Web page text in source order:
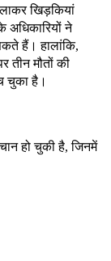
खिड़कियां
अधिकारियों ने
हैं। हालांकि,
तीन मौतों की
चुका है।
हो चुकी है, जिनमें